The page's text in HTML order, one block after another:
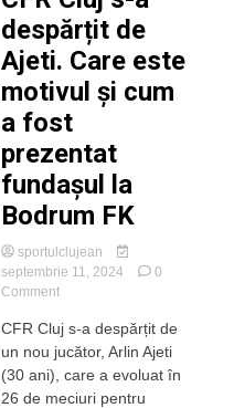
despărțit de
Ajeti. Care este
motivul și cum
a fost
prezentat
fundașul la
Bodrum FK
sportulclujean
septembrie 11, 2024
0
Commenton
Cluj
s-
a
despărțit
CFR Cluj s-a despărțit de
un nou jucător, Arlin Ajeti
(30 ani), care a evoluat în
26 de meciuri pentru